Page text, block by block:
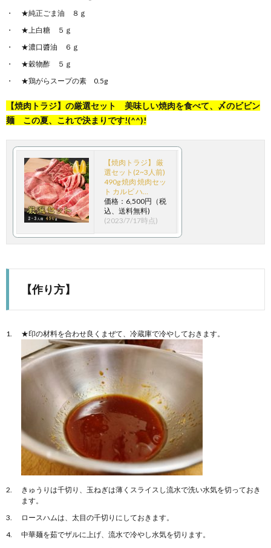
★純正ごま油 ８ｇ
★上白糖 ５ｇ
★濃口醬油 ６ｇ
★穀物酢 ５ｇ
★鶏がらスープの素 0.5g
【焼肉トラジ】の厳選セット 美味しい焼肉を食べて、〆のビビン
麺 この夏、これで決まりです!(^^)!
【焼肉トラジ】 厳
選セット(2~3人前)
490g 焼肉 焼肉セッ
ト カルビ ハ…
価格：6,500円（税
込、送料無料)
(2023/7/17時点)
【作り方】
★印の材料を合わせ良くまぜて、冷蔵庫で冷やしておきます。
きゅうりは千切り、玉ねぎは薄くスライスし流水で洗い水気を切っておき
ます。
ロースハムは、太目の千切りにしておきます。
中華麺を茹でザルに上げ、流水で冷やし水気を切ります。